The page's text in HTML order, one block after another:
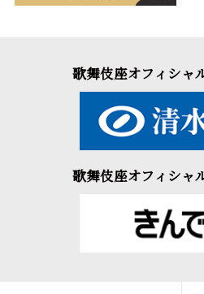
歌舞伎座オフィシャ
歌舞伎座オフィシャ